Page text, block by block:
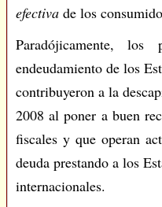
efectiva de los
Paradójicamente, los
endeudamiento de los
contribuyeron a la
2008 al poner a buen
fiscales y que operan
deuda prestando a los
internacionales.